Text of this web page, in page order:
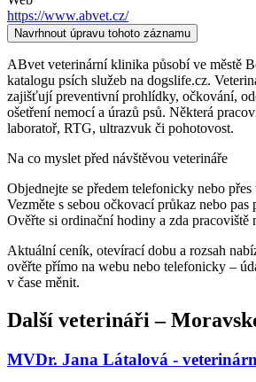
https://www.abvet.cz/
Navrhnout úpravu tohoto záznamu
ABvet veterinární klinika působí ve městě
katalogu psích služeb na dogslife.cz.
zajišťují preventivní prohlídky, očkování,
ošetření nemocí a úrazů psů. Některá
laboratoř, RTG, ultrazvuk či pohotovost.
Na co myslet před návštěvou veterináře
Objednejte se předem telefonicky nebo
Vezměte s sebou očkovací průkaz nebo pas
Ověřte si ordinační hodiny a zda pracoviště
Aktuální ceník, otevírací dobu a rozsah
ověřte přímo na webu nebo telefonicky –
v čase měnit.
Další veterináři –
MVDr. Jana Látalová -